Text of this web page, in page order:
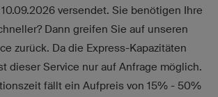
versendet. Sie benötigen Ihre
Dann greifen Sie auf unseren
zurück. Da die Express-Kapazitäten
dieser Service nur auf Anfrage möglich.
fällt ein Aufpreis von 15% - 50%